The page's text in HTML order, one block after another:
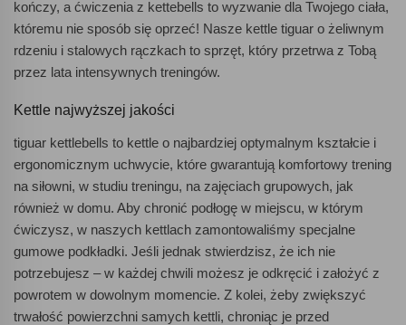
kończy, a ćwiczenia z kettebells to wyzwanie dla Twojego ciała,
któremu nie sposób się oprzeć! Nasze kettle tiguar o żeliwnym
rdzeniu i stalowych rączkach to sprzęt, który przetrwa z Tobą
przez lata intensywnych treningów.
Kettle najwyższej jakości
tiguar kettlebells to kettle o najbardziej optymalnym kształcie i
ergonomicznym uchwycie, które gwarantują komfortowy trening
na siłowni, w studiu treningu, na zajęciach grupowych, jak
również w domu. Aby chronić podłogę w miejscu, w którym
ćwiczysz, w naszych kettlach zamontowaliśmy specjalne
gumowe podkładki. Jeśli jednak stwierdzisz, że ich nie
potrzebujesz – w każdej chwili możesz je odkręcić i założyć z
powrotem w dowolnym momencie. Z kolei, żeby zwiększyć
trwałość powierzchni samych kettli, chroniąc je przed